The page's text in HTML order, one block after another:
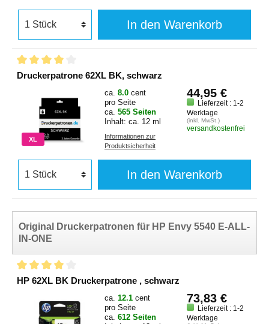
In den Warenkorb
Druckerpatrone 62XL BK, schwarz
XL
ca. 8.0 cent
pro Seite
ca. 565 Seiten
Inhalt: ca. 12 ml
Informationen zur
Produktsicherheit
44,95 €
Lieferzeit : 1-2
Werktage
(inkl. MwSt.)
versandkostenfrei
In den Warenkorb
Original Druckerpatronen für HP Envy 5540 E-ALL-
IN-ONE
HP 62XL BK Druckerpatrone , schwarz
ca. 12.1 cent
pro Seite
ca. 612 Seiten
73,83 €
Lieferzeit : 1-2
Werktage